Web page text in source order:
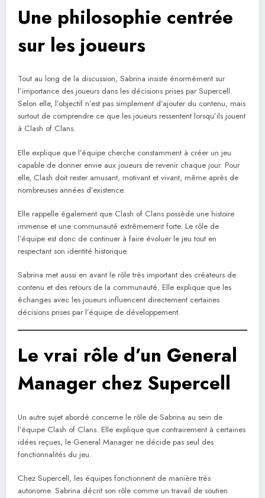
Une philosophie centrée
sur les joueurs
Tout au long de la discussion, Sabrina insiste énormément sur
l’importance des joueurs dans les décisions prises par Supercell.
Selon elle, l’objectif n’est pas simplement d’ajouter du contenu, mais
surtout de comprendre ce que les joueurs ressentent lorsqu’ils jouent
à Clash of Clans.
Elle explique que l’équipe cherche constamment à créer un jeu
capable de donner envie aux joueurs de revenir chaque jour. Pour
elle, Clash doit rester amusant, motivant et vivant, même après de
nombreuses années d’existence.
Elle rappelle également que Clash of Clans possède une histoire
immense et une communauté extrêmement forte. Le rôle de
l’équipe est donc de continuer à faire évoluer le jeu tout en
respectant son identité historique.
Sabrina met aussi en avant le rôle très important des créateurs de
contenu et des retours de la communauté. Elle explique que les
échanges avec les joueurs influencent directement certaines
décisions prises par l’équipe de développement.
Le vrai rôle d’un General
Manager chez Supercell
Un autre sujet abordé concerne le rôle de Sabrina au sein de
l’équipe Clash of Clans. Elle explique que contrairement à certaines
idées reçues, le General Manager ne décide pas seul des
fonctionnalités du jeu.
Chez Supercell, les équipes fonctionnent de manière très
autonome. Sabrina décrit son rôle comme un travail de soutien